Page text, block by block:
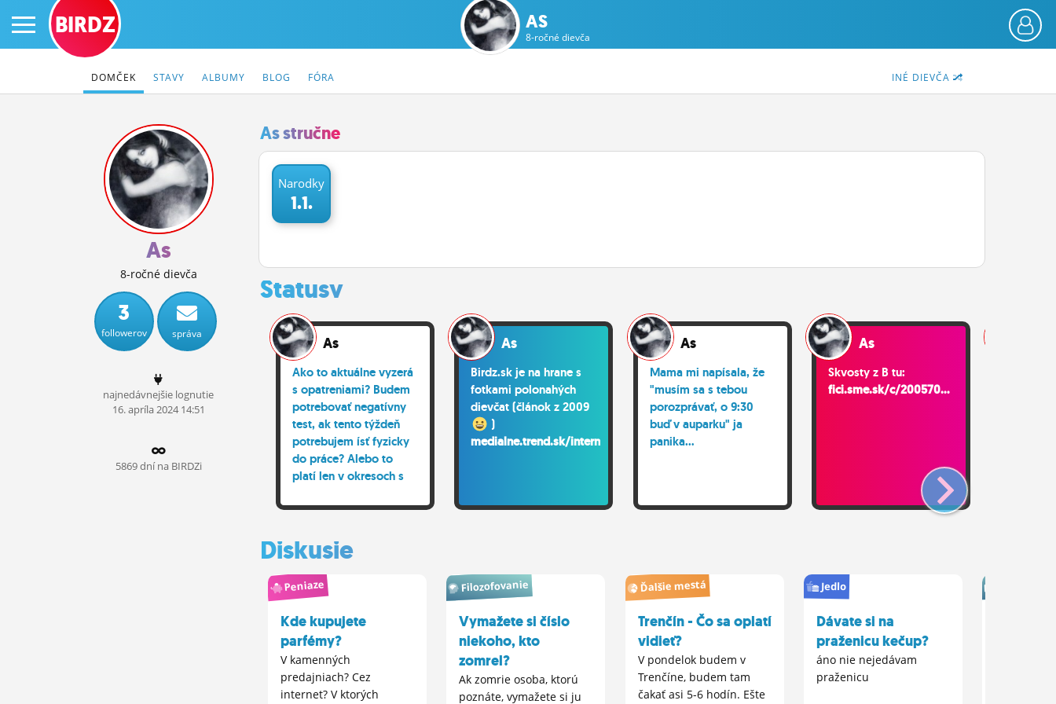
PRIHLÁS SA
ČINŽIAK
STATUSY
BLOGY
OBRÁZKY
MÔJ PROFIL
ROLETA
BIRDZ AS
8-ročné dievča
INÉ DIEVČA
DOMČEK STAVY ALBUMY BLOG FÓRA
As
8-ročné dievča
3
followerov správa
najnedávnejšie lognutie
16.apríla2024 14:51
5869 dní na BIRDZi
As stručne
Narodky
1.1.
Statusy
As
Ako to aktuálne vyzerá
s opatreniami? Budem
potrebovať negatívny
test, ak tento týždeň
potrebujem ísť fyzicky
do práce? Alebo to
platí len v okresoch s
kolom testovania? Už
As
Birdz.sk je na hrane s
fotkami polonahých
dievčat (článok z 2009
)
medialne.trend.sk/internet...
As
Mama mi napísala, že
"musím sa s tebou
porozprávať, o 9:30
buď v auparku" ja
panika...
As
Skvosty z B tu:
fici.sme.sk/c/200570...
Diskusie
Peniaze
Kde kupujete
parfémy?
V kamenných
predajniach? Cez
internet? V ktorých
Filozofovanie
Vymažete si číslo
niekoho, kto
zomrel?
Ak zomrie osoba, ktorú
poznáte, vymažete si ju
Ďalšie mestá
Trenčín - Čo sa oplatí
vidieť?
V pondelok budem v
Trenčíne, budem tam
čakať asi 5-6 hodín. Ešte
Jedlo
Dávate si na
praženicu kečup?
áno nie nejedávam
praženicu